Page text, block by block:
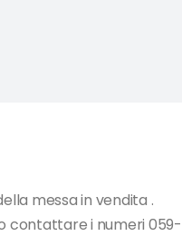
messa in vendita .
contattare i numeri